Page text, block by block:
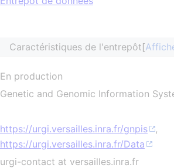
Caractéristiques de l'entrepôt
En production
Genetic and Genomic Information
https://urgi.versailles.inra.fr/gnpis
,
https://urgi.versailles.inra.fr/Data
urgi-contact at versailles.inra.fr